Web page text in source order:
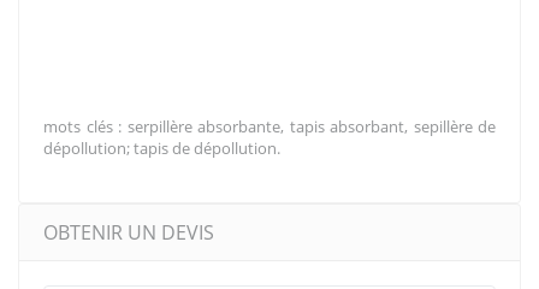
mots clés : serpillère absorbante, tapis absorbant, sepillère de
dépollution; tapis de dépollution.
OBTENIR UN DEVIS